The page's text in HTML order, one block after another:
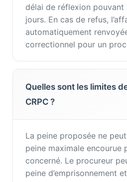
délai de réflexion pouvant
jours. En cas de refus,
automatiquement
correctionnel pour un
Quelles sont les limites
CRPC ?
La peine proposée ne
peine maximale encourue
concerné. Le procureur
peine d’emprisonnement